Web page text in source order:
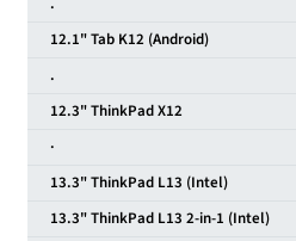
12.1" Tab K12 (Android)
.
12.3" ThinkPad X12
·
13.3" ThinkPad L13 (Intel)
13.3" ThinkPad L13 2-in-1 (Intel)